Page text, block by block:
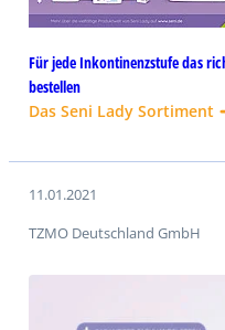
Für jede Inkontinenzstufe das
bestellen
Das Seni Lady Sortiment
11.01.2021
TZMO Deutschland GmbH